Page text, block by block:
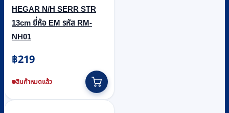
HEGAR N/H SERR STR
13cm ยี่ห้อ EM รหัส RM-
NH01
฿219
สินค้าหมดแล้ว